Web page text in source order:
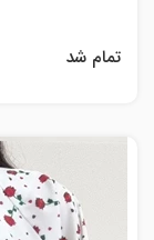
تمام شد